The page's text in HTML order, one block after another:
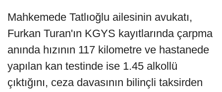
Mahkemede Tatlıoğlu ailesinin avukatı,
Furkan Turan'ın KGYS kayıtlarında çarpma
anında hızının 117 kilometre ve hastanede
yapılan kan testinde ise 1.45 alkollü
çıktığını, ceza davasının bilinçli taksirden